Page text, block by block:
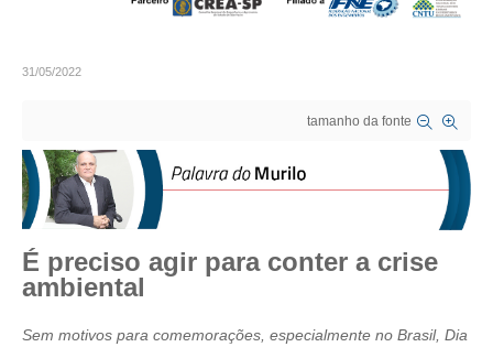
GALERIA EX-PRESIDENTES
ORGANOGRAMA
CRESCE BRASIL
31/05/2022
tamanho da fonte
É preciso agir para conter a crise
ambiental
Sem motivos para comemorações, especialmente no Brasil, Dia